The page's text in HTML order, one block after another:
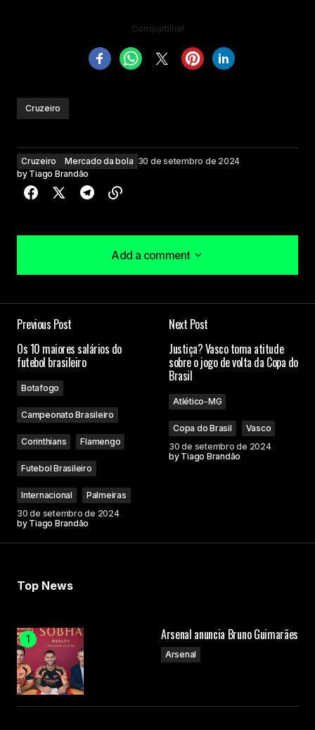
Compartilhe!
Cruzeiro
Cruzeiro Mercado da bola 30 de setembro de 2024
by Tiago Brandão
Add a comment
Add a comment
Campos obrigatórios são marcados com *
Comment
Your Name
Your E-mail
Previous Post
Os 10 maiores salários do
futebol brasileiro
Botafogo
Campeonato Brasileiro
Corinthians Flamengo
Futebol Brasileiro
Internacional
Palmeiras
30 de setembro de 2024
by Tiago Brandão
Next Post
Justiça? Vasco toma atitude
sobre o jogo de volta da Copa do
Brasil
Atlético-MG
Copa do Brasil
Vasco
30 de setembro de 2024
by Tiago Brandão
Top News
Arsenal anuncia Bruno Guimarães
Arsenal